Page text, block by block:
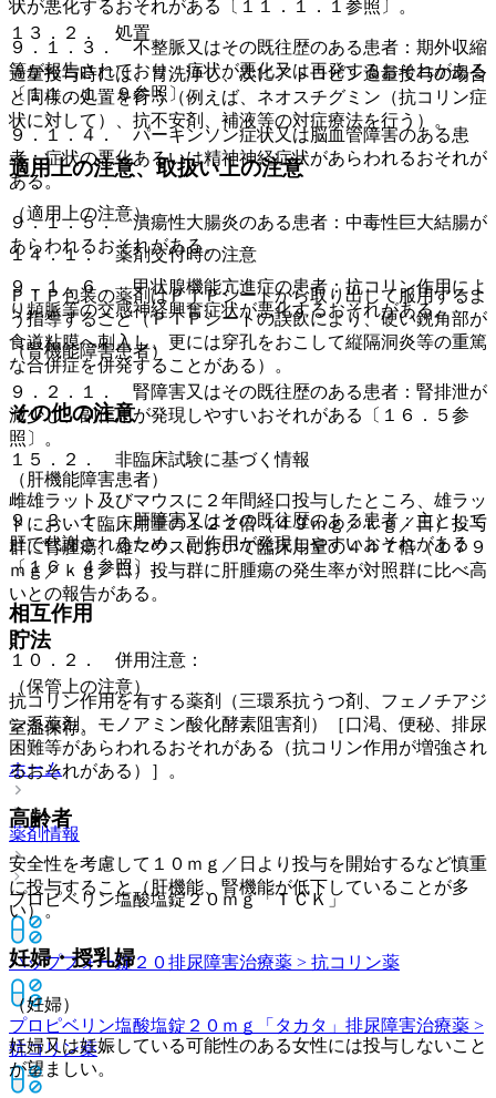
１３．２． 処置
過量投与時には、胃洗浄し、次にアトロピン過量投与の場合
と同様の処置を行う（例えば、ネオスチグミン（抗コリン症
状に対して）、抗不安剤、補液等の対症療法を行う）。
適用上の注意、取扱い上の注意
（適用上の注意）
１４．１． 薬剤交付時の注意
ＰＴＰ包装の薬剤はＰＴＰシートから取り出して服用するよ
う指導すること（ＰＴＰシートの誤飲により、硬い鋭角部が
食道粘膜へ刺入し、更には穿孔をおこして縦隔洞炎等の重篤
な合併症を併発することがある）。
その他の注意
１５．２． 非臨床試験に基づく情報
雌雄ラット及びマウスに２年間経口投与したところ、雄ラッ
トにおいて臨床用量の１２２倍（４９ｍｇ／ｋｇ／日）投与
群に腎腫瘍、雄マウスにおいて臨床用量の４４７倍（１７９
ｍｇ／ｋｇ／日）投与群に肝腫瘍の発生率が対照群に比べ高
いとの報告がある。
貯法
（保管上の注意）
室温保存。
ホーム
薬剤情報
プロピベリン塩酸塩錠２０ｍｇ「ＴＣＫ」
バップフォー錠２０排尿障害治療薬 > 抗コリン薬
プロピベリン塩酸塩錠２０ｍｇ「タカタ」 排尿障害治療薬 >
抗コリン薬
状が悪化するおそれがある〔１１．１．１参照〕。
９．１．３． 不整脈又はその既往歴のある患者：期外収縮
等が報告されており、症状が悪化又は再発するおそれがある
〔１１．１．９参照〕。
９．１．４． パーキンソン症状又は脳血管障害のある患
者：症状の悪化あるいは精神神経症状があらわれるおそれが
ある。
９．１．５． 潰瘍性大腸炎のある患者：中毒性巨大結腸が
あらわれるおそれがある。
９．１．６． 甲状腺機能亢進症の患者：抗コリン作用によ
り頻脈等の交感神経興奮症状が悪化するおそれがある。
（腎機能障害患者）
９．２．１． 腎障害又はその既往歴のある患者：腎排泄が
減少し、副作用が発現しやすいおそれがある〔１６．５参
照〕。
（肝機能障害患者）
９．３．１． 肝障害又はその既往歴のある患者：主として
肝で代謝されるため、副作用が発現しやすいおそれがある
〔１６．４参照〕。
相互作用
１０．２． 併用注意：
抗コリン作用を有する薬剤（三環系抗うつ剤、フェノチアジ
ン系薬剤、モノアミン酸化酵素阻害剤）［口渇、便秘、排尿
困難等があらわれるおそれがある（抗コリン作用が増強され
るおそれがある）］。
高齢者
安全性を考慮して１０ｍｇ／日より投与を開始するなど慎重
に投与すること（肝機能、腎機能が低下していることが多
い）。
妊婦・授乳婦
（妊婦）
妊婦又は妊娠している可能性のある女性には投与しないこと
が望ましい。